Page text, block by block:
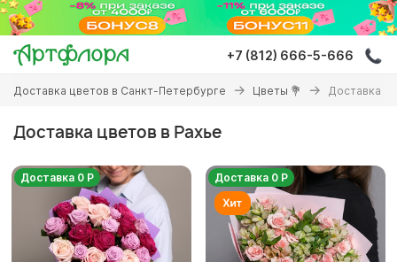
Перейти
основному
содержанию
+7 (812) 666-5-666
Вы
здесь
Доставка цветов в Санкт-Петербурге Цветы 💐 Доставка
Доставка цветов в Рахье
Доставка 0 Р Доставка 0 Р